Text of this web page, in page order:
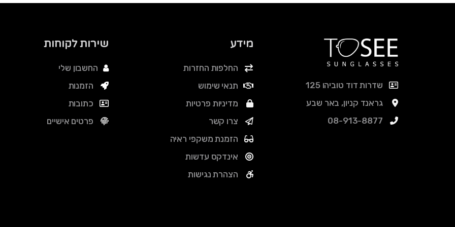
שדרות דוד טוביהו 125
גראנד קניון, באר שבע
08-913-8877
מידע
החלפות החזרות
תנאי שימוש
מדיניות פרטיות
צרו קשר
הזמנת משקפי ראיה
אינדקס עדשות
הצהרת נגישות
שירות לקוחות
החשבון שלי
הזמנות
כתובות
פרטים אישיים